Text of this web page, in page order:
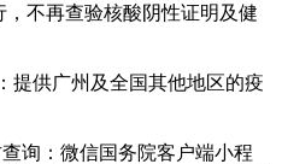
不再查验核酸阴性证明及健
提供广州及全国其他地区的疫
询：微信国务院客户端小程